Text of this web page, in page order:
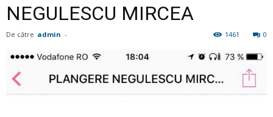
NEGULESCU MIRCEA
De către admin - 0
1461